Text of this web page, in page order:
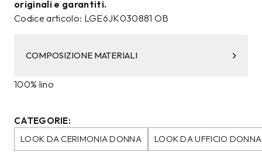
originali e garantiti.
Codice articolo: LGE6JK030881 OB
COMPOSIZIONE MATERIALI
100% lino
CATEGORIE:
LOOK DA CERIMONIA DONNA
LOOK DA UFFICIO DONNA